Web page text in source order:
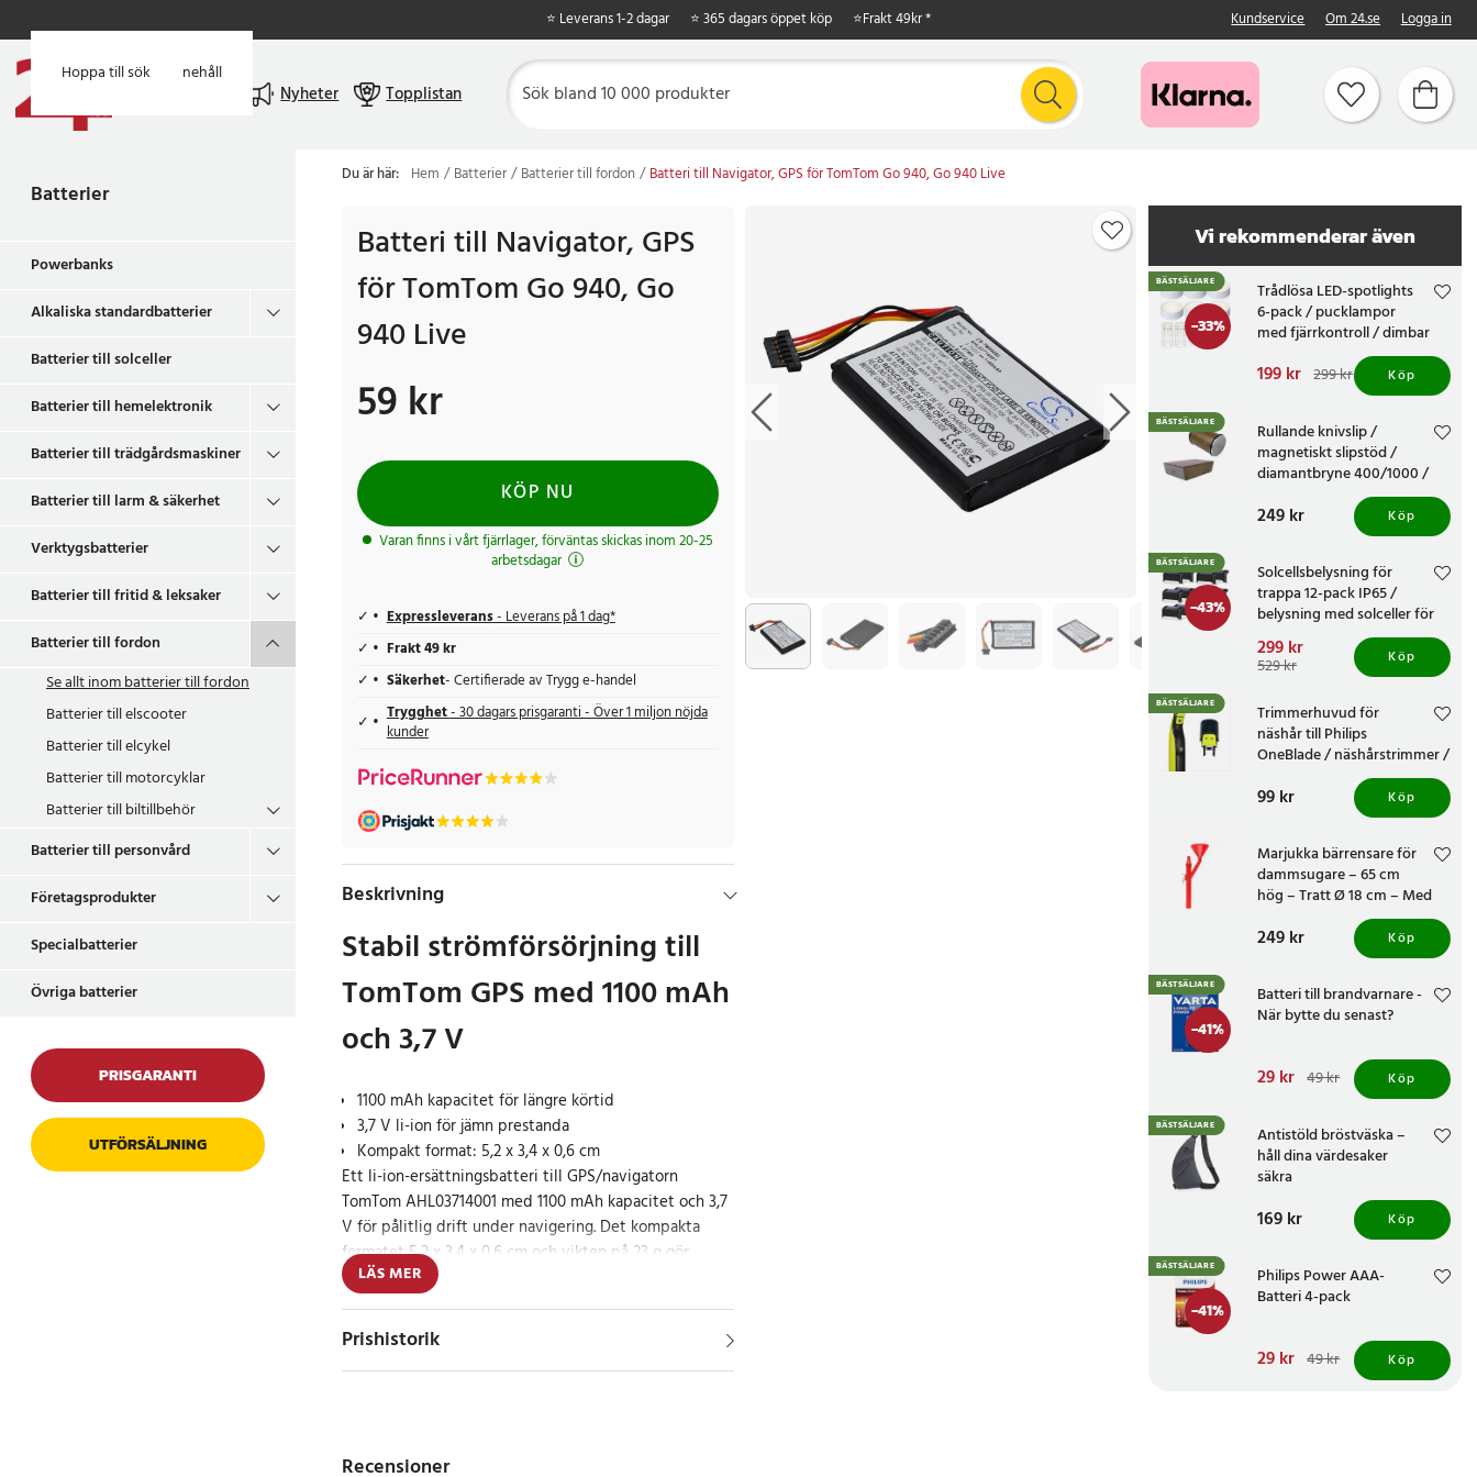
Hoppa till huvudinnehåll
Hoppa till sök
⭐ Leverans 1-2 dagar ⭐ 365 dagars öppet köp ⭐Frakt 49kr * Kundservice Om 24.se Logga in
Nyheter Topplistan
Batterier
Powerbanks
Alkaliska standardbatterier
Batterier till solceller
Batterier till hemelektronik
Batterier till trädgårdsmaskiner
Batterier till larm & säkerhet
Verktygsbatterier
Batterier till fritid & leksaker
Batterier till fordon
Se allt inombatterier till fordon
Batterier till elscooter
Batterier till elcykel
Batterier till motorcyklar
Batterier till biltillbehör
Batterier till personvård
Företagsprodukter
Specialbatterier
Övriga batterier
PRISGARANTI
UTFÖRSÄLJNING
Du är här: Hem Batterier Batterier till fordon Batteri till Navigator, GPS för TomTom Go 940, Go 940 Live
Batteri till Navigator, GPS
för TomTom Go 940, Go
940 Live
Pris:59 kr
59 kr
KÖP NU
Varan finns i vårt fjärrlager, förväntas skickas inom 20-25
arbetsdagar
Expressleverans- Leverans på 1 dag*
Frakt 49 kr
Säkerhet- Certifierade av Trygg e-handel
Trygghet- 30 dagars prisgaranti - Över 1 miljon nöjda
kunder
Beskrivning
Stabil strömförsörjning till
TomTom GPS med 1100 mAh
och 3,7 V
1100 mAh kapacitet för längre körtid
3,7 V li-ion för jämn prestanda
Kompakt format: 5,2 x 3,4 x 0,6 cm
Ett li-ion-ersättningsbatteri till GPS/navigatorn
TomTom AHL03714001 med 1100 mAh kapacitet och 3,7
V för pålitlig drift under navigering. Det kompakta
formatet 5,2 x 3,4 x 0,6 cm och vikten på 23 g gör
batteriet smidigt att montera och bidrar till en lätt
och stabil användning i bilen eller på resan.
Specifikation
- Kapacitet: 1100 mAh
LÄS MER
Prishistorik
Vi rekommenderar även
-33%
BÄSTSÄLJARE
Trådlösa LED-spotlights
6-pack / pucklampor
med fjärrkontroll / dimbar
Nuvarande pris
Tidigare pris 299 kr
199 kr 299 kr Köp
BÄSTSÄLJARE
Rullande knivslip /
magnetiskt slipstöd /
diamantbryne 400/1000 /
knivvässare med fasta
vinklar
Pris:249 kr
249 kr Köp
-43%
BÄSTSÄLJARE
Solcellsbelysning för
trappa 12-pack IP65 /
belysning med solceller för
altan och staket /
trappbelysning
Nuvarande pris:
299 krTidigare pris :529 kr
299 kr
529 kr Köp
BÄSTSÄLJARE
Trimmerhuvud för
näshår till Philips
OneBlade / näshårstrimmer /
nästrimmerhuvud
Pris:99 kr
99 kr Köp
Marjukka bärrensare för
dammsugare – 65 cm
hög – Tratt Ø 18 cm – Med
två munstycken
Pris:249 kr
249 kr Köp
-41%
BÄSTSÄLJARE
Batteri till brandvarnare -
När bytte du senast?
Nuvarande pris
Tidigare pris 49 kr
29 kr 49 kr Köp
BÄSTSÄLJARE
Antistöld bröstväska –
håll dina värdesaker
säkra
Pris :169 kr
169 kr Köp
-41%
BÄSTSÄLJARE
Philips Power AAA-
Batteri 4-pack
Nuvarande pris
Tidigare pris 49 kr
29 kr 49 kr Köp
Recensioner